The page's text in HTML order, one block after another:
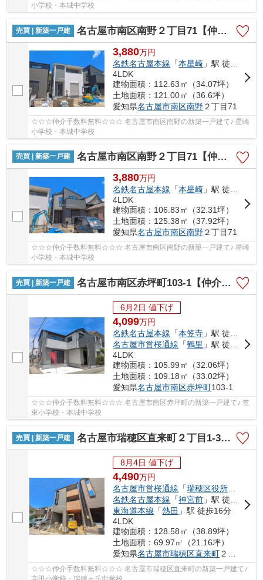
小学校・本城中学校
売買 | 新築一戸建 名古屋市南区南野２丁目71【仲介手数料無料】新築一戸建て 3号棟
3,880万円
名鉄名古屋本線 「本星崎 」駅 徒歩17分
4LDK
建物面積：112.63㎡（34.07坪）
土地面積：121.00㎡（36.6坪）
愛知県名古屋市南区南野２丁目71
☆☆☆仲介手数料無料☆☆☆ 名古屋市南区南野の新築一戸建て♪ 星崎
小学校・本城中学校
売買 | 新築一戸建 名古屋市南区南野２丁目71【仲介手数料無料】新築一戸建て 4号棟
3,880万円
名鉄名古屋本線 「本星崎 」駅 徒歩17分
4LDK
建物面積：106.83㎡（32.31坪）
土地面積：125.38㎡（37.92坪）
愛知県名古屋市南区南野２丁目71
☆☆☆仲介手数料無料☆☆☆ 名古屋市南区南野の新築一戸建て♪ 星崎
小学校・本城中学校
売買 | 新築一戸建 名古屋市南区赤坪町103-1【仲介手数料無料】新築一戸建て
6月2日 値下げ
4,099万円
名鉄名古屋本線 「本笠寺 」駅 徒歩17分
名古屋市営桜通線 「鶴里 」駅 徒歩18分
4LDK
建物面積：105.99㎡（32.06坪）
土地面積：109.18㎡（33.02坪）
愛知県名古屋市南区赤坪町103-1
☆☆☆仲介手数料無料☆☆☆ 名古屋市南区赤坪町の新築一戸建て♪ 笠
東小学校・本城中学校
売買 | 新築一戸建 名古屋市瑞穂区直来町２丁目1-3【仲介手数料無料】新築一戸建て 1号棟
8月4日 値下げ
4,490万円
名古屋市営桜通線 「瑞穂区役所
名鉄名古屋本線 「神宮前 」駅 徒歩16分
東海道本線 「熱田 」駅 徒歩16分
4LDK
建物面積：128.58㎡（38.89坪）
土地面積：69.97㎡（21.16坪）
愛知県名古屋市瑞穂区直来町２丁目1-3
☆☆☆仲介手数料無料☆☆☆ 名古屋市瑞穂区直来町の新築一戸建て♪